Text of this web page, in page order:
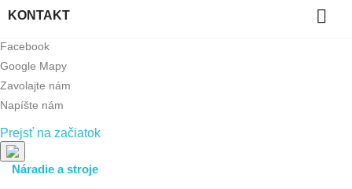
KONTAKT 
Facebook
Google Mapy
Zavolajte nám
Napíšte nám
Prejsť na začiatok
Náradie a stroje